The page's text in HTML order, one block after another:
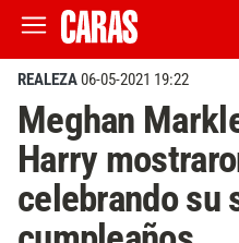
REALEZA06-05-2021 19:22
Meghan
Harry
celebrando su